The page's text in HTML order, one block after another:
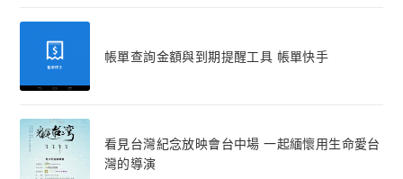
帳單查詢金額與到期提醒工具 帳單快手
看見台灣紀念放映會台中場 一起緬懷用生命愛台
灣的導演